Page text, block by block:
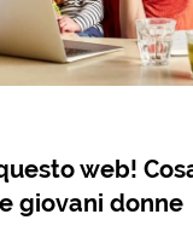
web!
giovani donne